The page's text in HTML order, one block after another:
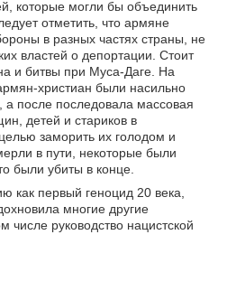
которые могли бы объединить
отметить, что армяне
в разных частях страны, не
властей о депортации. Стоит
и битвы при Муса-Даге. На
христиан были насильно
после последовала массовая
детей и стариков в
заморить их голодом и
в пути, некоторые были
были убиты в конце.
как первый геноцид 20 века,
многие другие
руководство нацистской